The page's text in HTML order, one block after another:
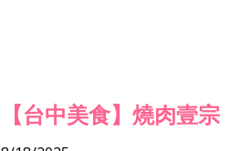
【台中美食】燒肉壹